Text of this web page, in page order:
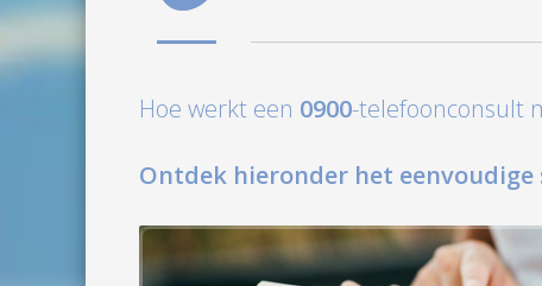
Hoe werkt een 0900-telefoonconsult
Ontdek hieronder het